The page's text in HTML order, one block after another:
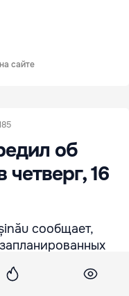
сайте
об
16
сообщает,
подача воды.